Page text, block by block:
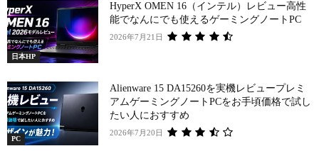
日本HP
HyperX OMEN 16（インテル）レビュー高性
能でなんにでも使えるゲーミングノートPC
2026年7月21日
PC
Alienware 15 DA15260を実機レビュープレミ
アムゲーミングノートPCをお手頃価格で試し
たい人におすすめ
2026年7月20日